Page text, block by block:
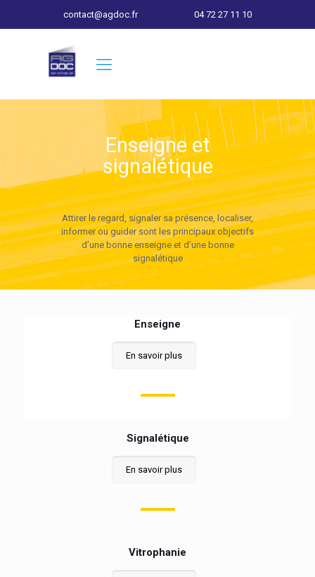
contact@agdoc.fr 04 72 27 11 10
Enseigne et
signalétique
Attirer le regard, signaler sa présence, localiser,
informer ou guider sont les principaux objectifs
d’une bonne enseigne et d’une bonne
signalétique
Enseigne
En savoir plus
Signalétique
En savoir plus
Vitrophanie